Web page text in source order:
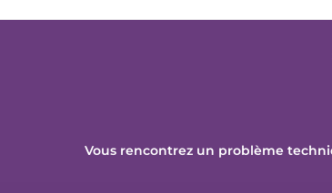
Vous rencontrez un problème